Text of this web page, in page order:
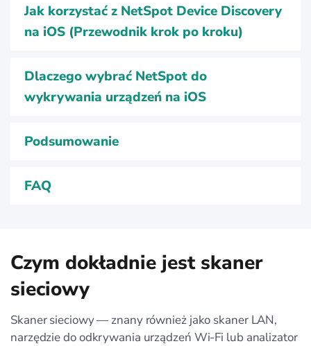
Jak korzystać z NetSpot Device Discovery
na iOS (Przewodnik krok po kroku)
Dlaczego wybrać NetSpot do
wykrywania urządzeń na iOS
Podsumowanie
FAQ
Czym dokładnie jest skaner
sieciowy
Skaner sieciowy — znany również jako skaner LAN,
narzędzie do odkrywania urządzeń Wi-Fi lub analizator